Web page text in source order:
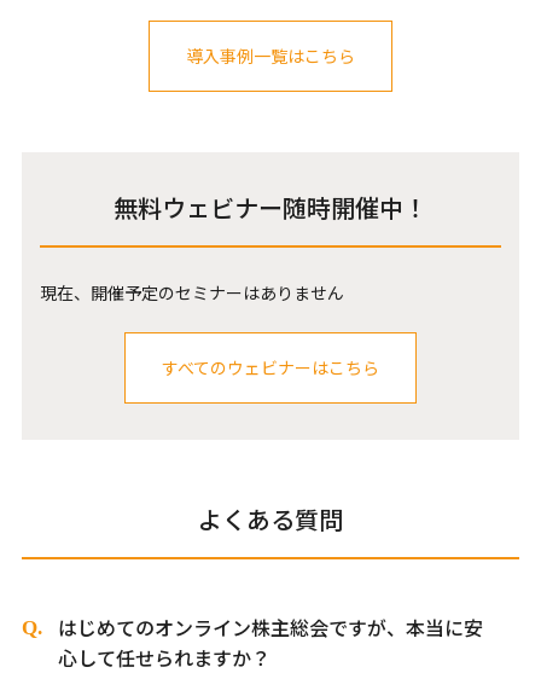
導入事例一覧はこちら
無料ウェビナー随時開催中！
現在、開催予定のセミナーはありません
すべてのウェビナーはこちら
よくある質問
はじめてのオンライン株主総会ですが、本当に安
心して任せられますか？